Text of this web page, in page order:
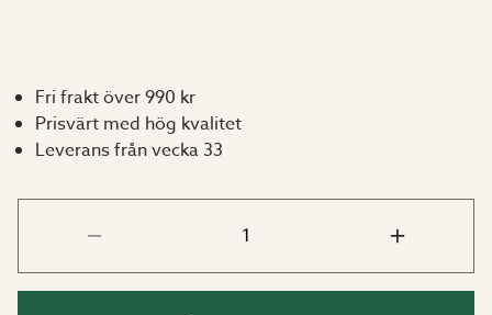
P-märkt Ja
AMA Hus JSG.4
BVB Accepteras Ja
Svanen Ja
Fri frakt över 990 kr
Prisvärt med hög kvalitet
Leverans från vecka 33